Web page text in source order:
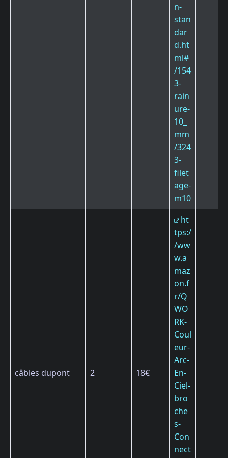
n-
stan
dar
d.ht
ml#
/154
3-
rain
ure-
10_
mm
/324
3-
filet
age-
m10
câbles dupont 2 18€
ht
tps:/
/ww
w.a
maz
on.f
r/Q
WO
RK-
Coul
eur-
Arc-
En-
Ciel-
bro
che
s-
Con
nect